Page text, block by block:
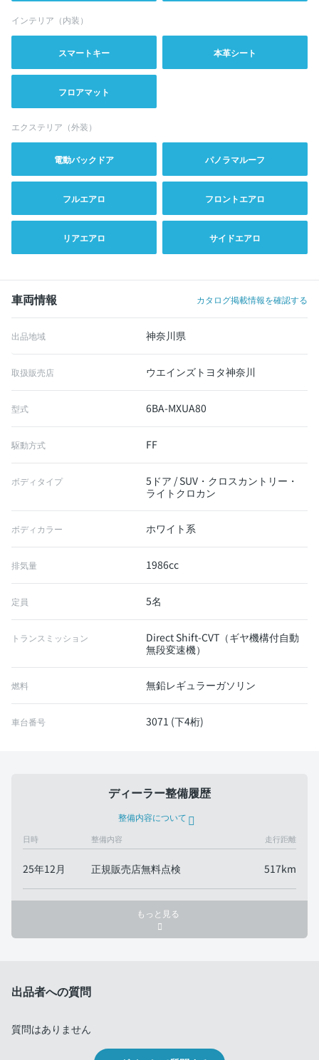
インテリア（内装）
スマートキー 本革シート
フロアマット
エクステリア（外装）
電動バックドア パノラマルーフ
フルエアロ フロントエアロ
リアエアロ サイドエアロ
車両情報 カタログ掲載情報を確認する
出品地域 神奈川県
取扱販売店 ウエインズトヨタ神奈川
型式 6BA-MXUA80
駆動方式 FF
ボディタイプ
5ドア / SUV・クロスカントリー・
ライトクロカン
ボディカラー ホワイト系
排気量 1986cc
定員 5名
トランスミッション
Direct Shift-CVT（ギヤ機構付自動
無段変速機）
燃料 無鉛レギュラーガソリン
車台番号 3071 (下4桁)
ディーラー整備履歴
整備内容について
日時 整備内容 走行距離
25年12月 正規販売店無料点検 517km
もっと見る
出品者への質問
質問はありません